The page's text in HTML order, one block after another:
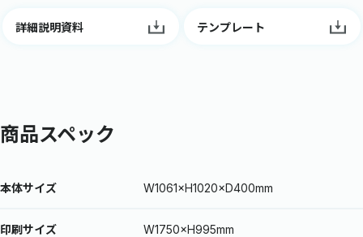
詳細説明資料 テンプレート
商品スペック
本体サイズ W1061×H1020×D400mm
印刷サイズ W1750×H995mm